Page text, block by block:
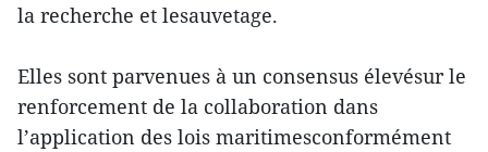
la recherche et lesauvetage.
Elles sont parvenues à un consensus élevésur le
renforcement de la collaboration dans
l’application des lois maritimesconformément